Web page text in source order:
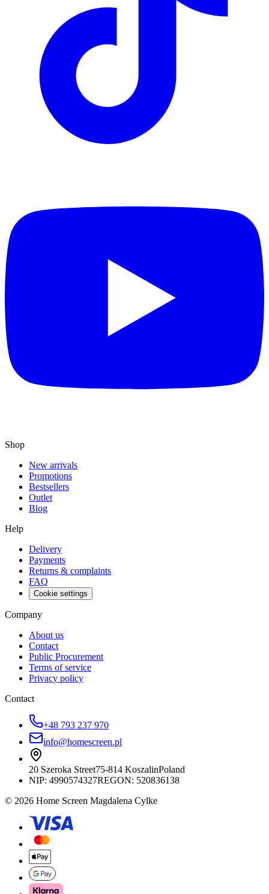
Shop
New arrivals
Promotions
Bestsellers
Outlet
Blog
Help
Delivery
Payments
Returns & complaints
FAQ
Cookie settings
Company
About us
Contact
Public Procurement
Terms of service
Privacy policy
Contact
+48 793 237 970
info@homescreen.pl
20 Szeroka Street75-814 KoszalinPoland
NIP: 4990574327REGON: 520836138
© 2026 Home Screen Magdalena Cylke